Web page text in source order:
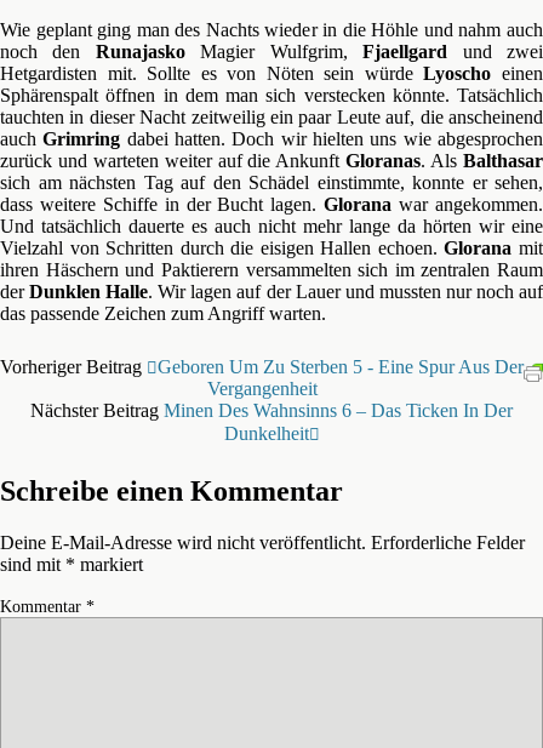
Wie geplant ging man des Nachts wieder in die Höhle und nahm auch
noch den RunajaskoMagier Wulfgrim,Fjaellgard und zwei
Hetgardisten mit. Sollte es von Nöten sein würdeLyoscho einen
Sphärenspalt öffnen in dem man sich verstecken könnte. Tatsächlich
tauchten in dieser Nacht zeitweilig ein paar Leute auf, die anscheinend
auchGrimring dabei hatten. Doch wir hielten uns wie abgesprochen
zurück und warteten weiter auf die AnkunftGloranas. AlsBalthasar
sich am nächsten Tag auf den Schädel einstimmte, konnte er sehen,
dass weitere Schiffe in der Bucht lagen.Glorana war angekommen.
Und tatsächlich dauerte es auch nicht mehr lange da hörten wir eine
Vielzahl von Schritten durch die eisigen Hallen echoen.Glorana mit
ihren Häschern und Paktierern versammelten sich im zentralen Raum
derDunklen Halle. Wir lagen auf der Lauer und mussten nur noch auf
das passende Zeichen zum Angriff warten.
Vorheriger Beitrag
Geboren Um Zu Sterben 5 - Eine Spur Aus Der
Vergangenheit
Nächster Beitrag Minen Des Wahnsinns 6 – Das Ticken In Der
Dunkelheit
Schreibe einen Kommentar
Deine E-Mail-Adresse wird nicht veröffentlicht. Erforderliche Felder
sind mit * markiert
Kommentar *